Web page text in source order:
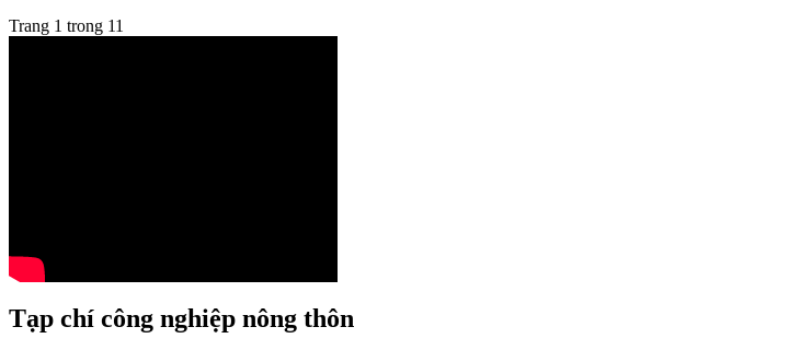
Trang 1 trong 11
Tạp chí công nghiệp nông thôn